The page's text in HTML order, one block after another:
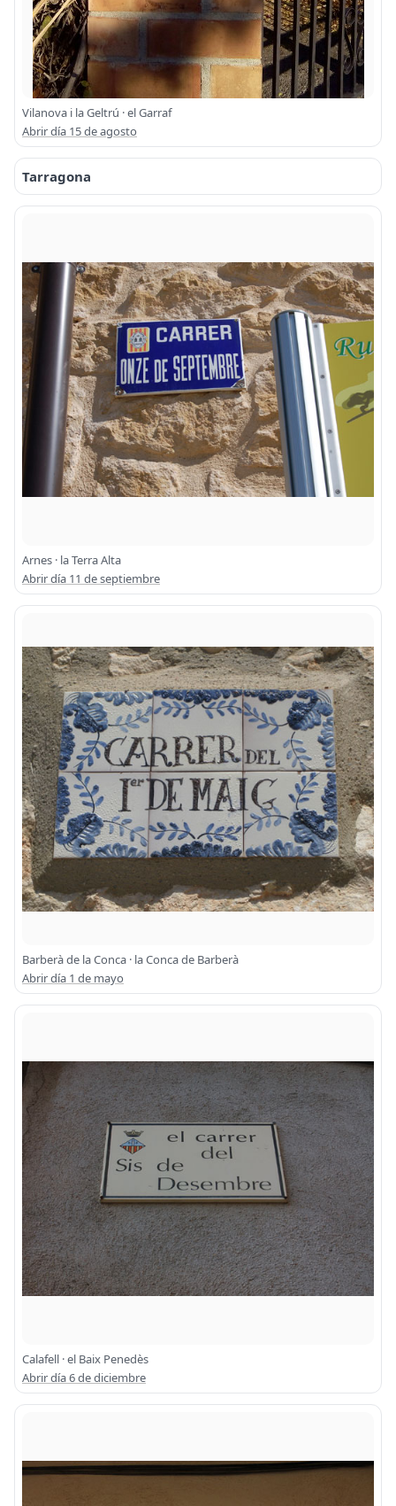
Vilanova i la Geltrú · el Garraf
Abrir día 15 de agosto
Tarragona
Arnes · la Terra Alta
Abrir día 11 de septiembre
Barberà de la Conca · la Conca de Barberà
Abrir día 1 de mayo
Calafell · el Baix Penedès
Abrir día 6 de diciembre